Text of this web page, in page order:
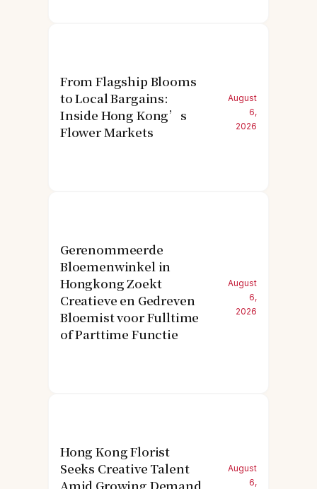
From Flagship Blooms
to Local Bargains:
Inside Hong Kong’s
Flower Markets
August
6,
2026
Gerenommeerde
Bloemenwinkel in
Hongkong Zoekt
Creatieve en Gedreven
Bloemist voor Fulltime
of Parttime Functie
August
6,
2026
Hong Kong Florist
Seeks Creative Talent
August
6,